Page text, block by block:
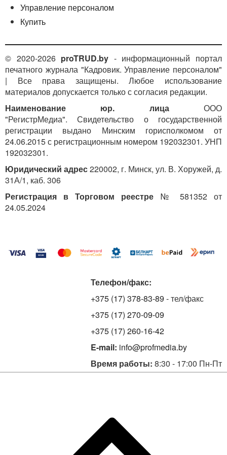
Беларусь от 10 января 2009 года № 23 «О тарифах
взносов на профессиональное пенсионное
С 2021 годаУказом № 15предусмотрено
повышение тарифов взносов на профессиональное
пенсионное страхование более чем в два раза (за
исключением работников, занятых в особых
существенно повысить размер будущих
профессиональных пенсий.
населенияМинистерства труда и социальной защиты Республики
Управление персоналом
Купить
© 2020-2026 proTRUD.by - информационный портал
печатного журнала "Кадровик. Управление персоналом"
| Все права защищены. Любое использование
материалов допускается только с согласия редакции.
Наименование юр. лицаООО
"РегистрМедиа". Свидетельство о государственной
регистрации выдано Минским горисполкомом от
24.06.2015 с регистрационным номером 192032301. УНП
192032301.
Юридический адрес220002, г. Минск, ул. В. Хоружей, д.
31А/1, каб. 306
Регистрация в Торговом реестре № 581352 от
24.05.2024
Телефон/факс:
+375 (17) 378-83-89 - тел/факс
+375 (17) 270-09-09
+375 (17) 260-16-42
E-mail: info@profmedia.by
Время работы: 8:30 - 17:00 Пн-Пт